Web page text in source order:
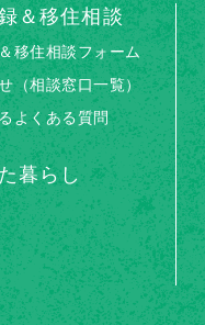
＆移住相談
移住相談フォーム
（相談窓口一覧）
よくある質問
暮らし